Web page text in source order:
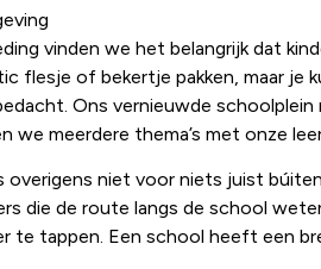
vinden we het belangrijk dat
flesje of bekertje pakken, maar je
Ons vernieuwde
we meerdere thema’s met onze
niet voor niets juist
die de route langs de school
te tappen. Een school heeft een